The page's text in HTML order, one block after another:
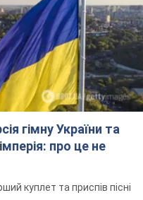
гімну України та
про це не
куплет та приспів пісні